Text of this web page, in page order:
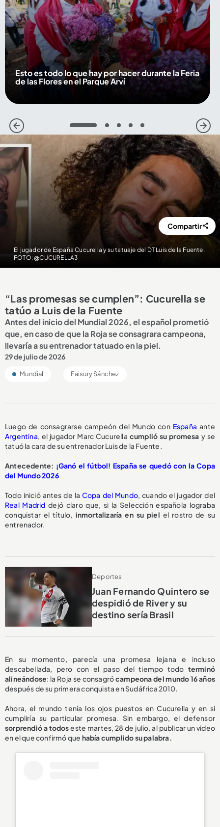
Esto es todo lo que hay por hacer durante la Feria
de las Flores en el Parque Arví
1 2 3 4 5
El jugador de España Cucurella y su tatuaje del DT Luis de la Fuente.
FOTO: @CUCURELLA3
Compartir
“Las promesas se cumplen”: Cucurella se
tatúo a Luis de la Fuente
Antes del inicio del Mundial 2026, el español prometió
que, en caso de que la Roja se consagrara campeona,
llevaría a su entrenador tatuado en la piel.
29 de julio de 2026
Mundial Faisury Sánchez
Luego de consagrarse campeón del Mundo con España ante
Argentina, el jugador Marc Cucurella cumplió su promesa y se
tatuó la cara de su entrenador Luis de la Fuente.
Antecedente: ¡Ganó el fútbol! España se quedó con la Copa
del Mundo 2026
Todo inició antes de la Copa del Mundo, cuando el jugador del
Real Madriddejó claro que, si la Selección española lograba
conquistar el título, inmortalizaría en su piel el rostro de su
entrenador.
Deportes
Juan Fernando Quintero se
despidió de River y su
destino sería Brasil
En su momento, parecía una promesa lejana e incluso
descabellada, pero con el paso del tiempo todo terminó
alineándose: la Roja se consagrócampeona del mundo 16 años
después de su primera conquista en Sudáfrica 2010.
Ahora, el mundo tenía los ojos puestos en Cucurella y en si
cumpliría su particular promesa. Sin embargo, el defensor
sorprendió a todoseste martes, 28 de julio, al publicar un video
en el que confirmó que había cumplido su palabra.